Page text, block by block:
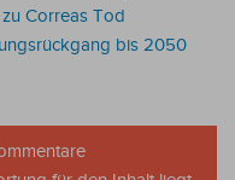
Correas Tod
bis 2050